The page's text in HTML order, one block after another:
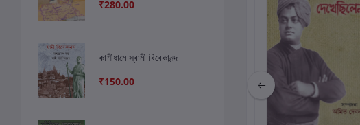
₹280.00
কাশীধামে স্বামী বিবেকানন্দ
₹150.00